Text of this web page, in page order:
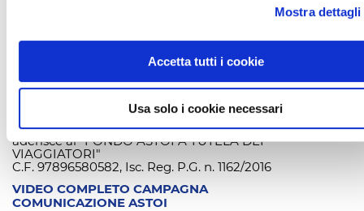
Mostra dettagli
Accetta tutti i cookie
Usa solo i cookie necessari
Garanzie per i viaggiatori OTA VIAGGI TOUR
In ottemperanza alle disposizioni dell'art. 47 Cod.Tur.
aderisce al "FONDO ASTOI A TUTELA DEI
VIAGGIATORI"
C.F. 97896580582, Isc. Reg. P.G. n. 1162/2016
VIDEO COMPLETO CAMPAGNA
COMUNICAZIONE ASTOI